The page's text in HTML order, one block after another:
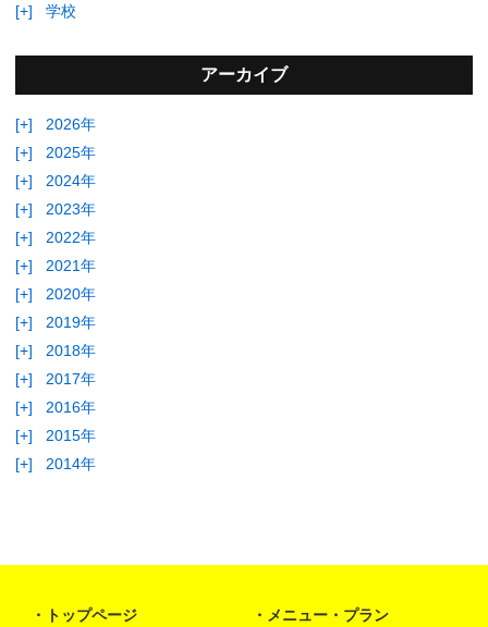
[+]
学校
アーカイブ
[+]
2026年
[+]
2025年
[+]
2024年
[+]
2023年
[+]
2022年
[+]
2021年
[+]
2020年
[+]
2019年
[+]
2018年
[+]
2017年
[+]
2016年
[+]
2015年
[+]
2014年
トップページ メニュー・プラン